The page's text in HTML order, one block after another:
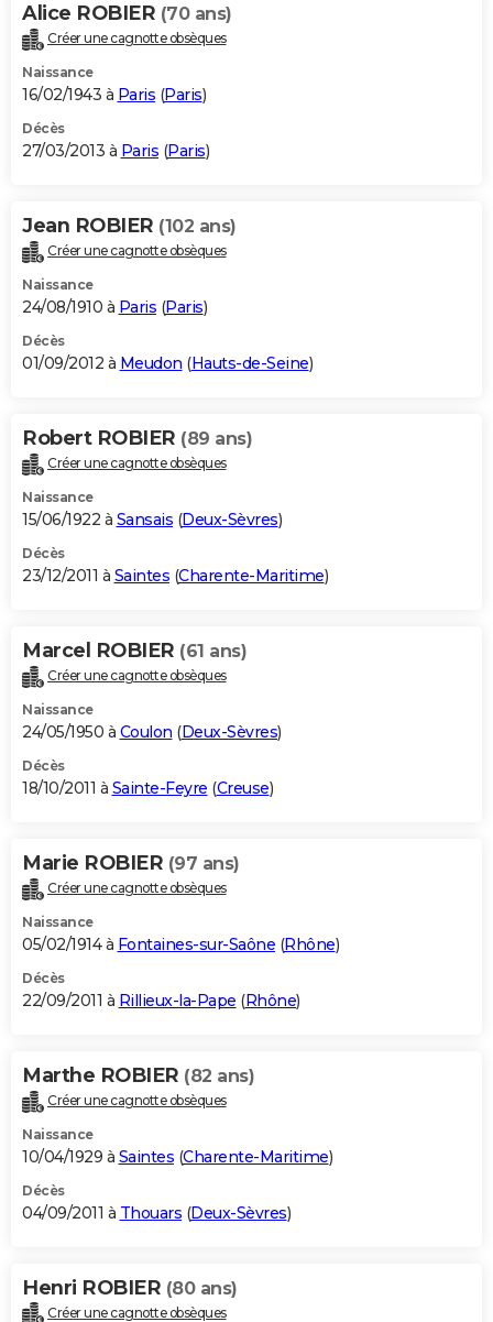
Alice ROBIER (70 ans)
Créer une cagnotte obsèques
Naissance
16/02/1943 à Paris (Paris)
Décès
27/03/2013 à Paris (Paris)
Jean ROBIER (102 ans)
Créer une cagnotte obsèques
Naissance
24/08/1910 à Paris (Paris)
Décès
01/09/2012 à Meudon (Hauts-de-Seine)
Robert ROBIER (89 ans)
Créer une cagnotte obsèques
Naissance
15/06/1922 à Sansais (Deux-Sèvres)
Décès
23/12/2011 à Saintes (Charente-Maritime)
Marcel ROBIER (61 ans)
Créer une cagnotte obsèques
Naissance
24/05/1950 à Coulon (Deux-Sèvres)
Décès
18/10/2011 à Sainte-Feyre (Creuse)
Marie ROBIER (97 ans)
Créer une cagnotte obsèques
Naissance
05/02/1914 à Fontaines-sur-Saône (Rhône)
Décès
22/09/2011 à Rillieux-la-Pape (Rhône)
Marthe ROBIER (82 ans)
Créer une cagnotte obsèques
Naissance
10/04/1929 à Saintes (Charente-Maritime)
Décès
04/09/2011 à Thouars (Deux-Sèvres)
Henri ROBIER (80 ans)
Créer une cagnotte obsèques